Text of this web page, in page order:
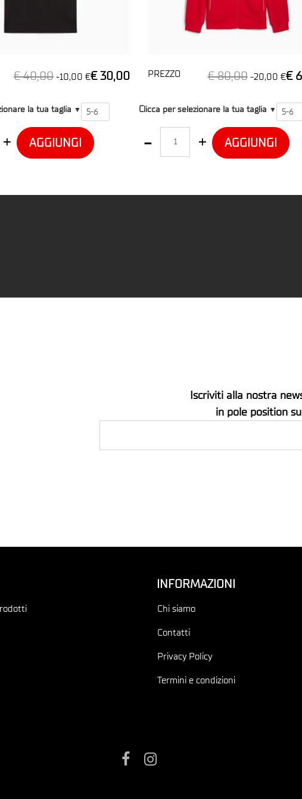
€ 40,00 -10,00 €€ 30,00
la tua taglia ▼
AGGIUNGI
PREZZO € 80,00 -20,00 €€
T2
Clicca per selezionare la tua taglia ▼
AGGIUNGI
Iscriviti alla nostra
in pole position
INFORMAZIONI
Chi siamo
Contatti
Privacy Policy
Termini e condizioni
Facebook